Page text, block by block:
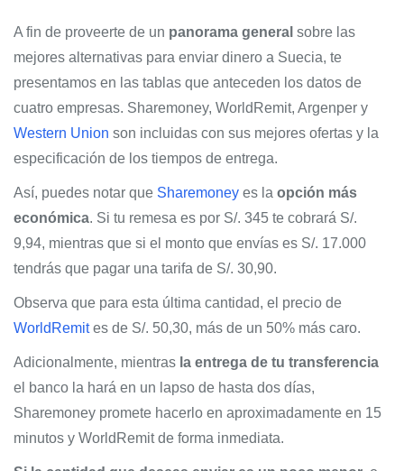
A fin de proveerte de un panorama general sobre las
mejores alternativas para enviar dinero a Suecia, te
presentamos en las tablas que anteceden los datos de
cuatro empresas. Sharemoney, WorldRemit, Argenper y
Western Union son incluidas con sus mejores ofertas y la
especificación de los tiempos de entrega.
Así, puedes notar que Sharemoney es la opción más
económica. Si tu remesa es por S/. 345 te cobrará S/.
9,94, mientras que si el monto que envías es S/. 17.000
tendrás que pagar una tarifa de S/. 30,90.
Observa que para esta última cantidad, el precio de
WorldRemites de S/. 50,30, más de un 50% más caro.
Adicionalmente, mientras la entrega de tu transferencia
el banco la hará en un lapso de hasta dos días,
Sharemoney promete hacerlo en aproximadamente en 15
minutos y WorldRemit de forma inmediata.